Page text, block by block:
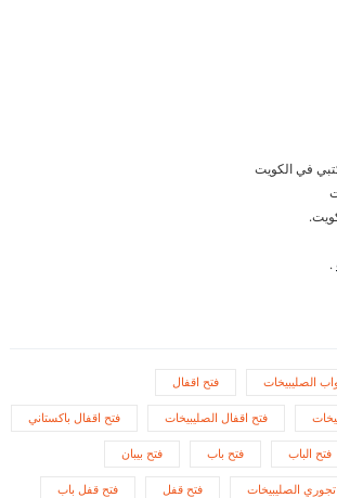
في الكويت
.
الصليبيخات فتح اقفال
فتح اقفال الصليبيخات فتح اقفال باكستاني
فتح الباب فتح باب فتح بيبان
الصليبيخات فتح قفل فتح قفل باب